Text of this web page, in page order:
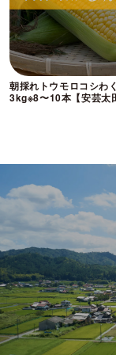
朝採れトウモロコシわ
3kg※8〜10本【安芸太